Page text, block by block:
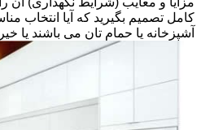
کامل تصمیم بگیرید که آیا انتخاب
آشپزخانه یا حمام تان می باشند یا